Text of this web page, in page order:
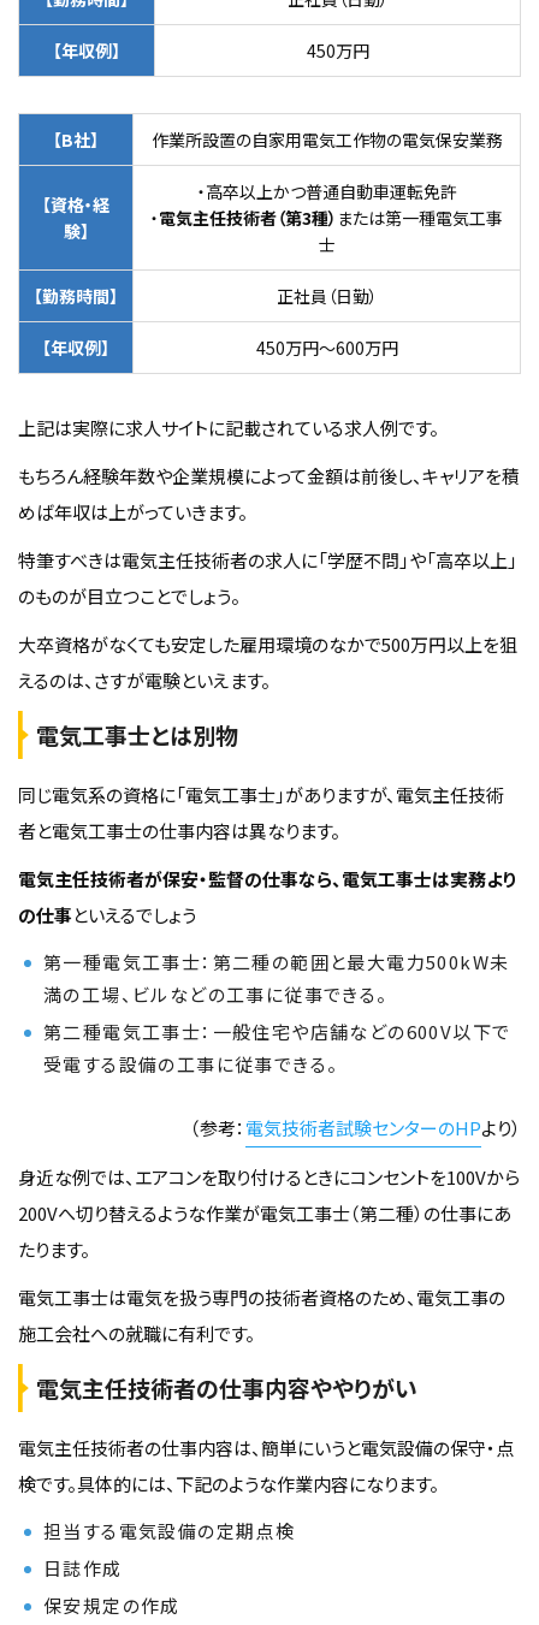
【年収例】 450万円
【B社】 作業所設置の自家用電気工作物の電気保安業務
【資格・経
験】
・高卒以上かつ普通自動車運転免許
・電気主任技術者（第3種） または第一種電気工事
士
【勤務時間】 正社員（日勤）
【年収例】 450万円〜600万円
上記は実際に求人サイトに記載されている求人例です。
もちろん経験年数や企業規模によって金額は前後し、キャリアを積
めば年収は上がっていきます。
特筆すべきは電気主任技術者の求人に「学歴不問」や「高卒以上」
のものが目立つことでしょう。
大卒資格がなくても安定した雇用環境のなかで500万円以上を狙
えるのは、さすが電験といえます。
電気工事士とは別物
同じ電気系の資格に「電気工事士」がありますが、電気主任技術
者と電気工事士の仕事内容は異なります。
電気主任技術者が保安・監督の仕事なら、電気工事士は実務より
の仕事といえるでしょう
第一種電気工事士：第二種の範囲と最大電力500kW未
満の工場、ビルなどの工事に従事できる。
第二種電気工事士：一般住宅や店舗などの600V以下で
受電する設備の工事に従事できる。
（参考： 電気技術者試験センターのHPより）
身近な例では、エアコンを取り付けるときにコンセントを100Vから
200Vへ切り替えるような作業が電気工事士（第二種）の仕事にあ
たります。
電気工事士は電気を扱う専門の技術者資格のため、電気工事の
施工会社への就職に有利です。
電気主任技術者の仕事内容ややりがい
電気主任技術者の仕事内容は、簡単にいうと電気設備の保守・点
検です。具体的には、下記のような作業内容になります。
担当する電気設備の定期点検
日誌作成
保安規定の作成